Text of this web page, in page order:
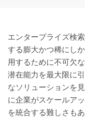
エンタープライズ検
する膨大かつ稀にし
用するために不可欠
潜在能力を最大限に
なソリューションを
に企業がスケールア
を統合する難しさも